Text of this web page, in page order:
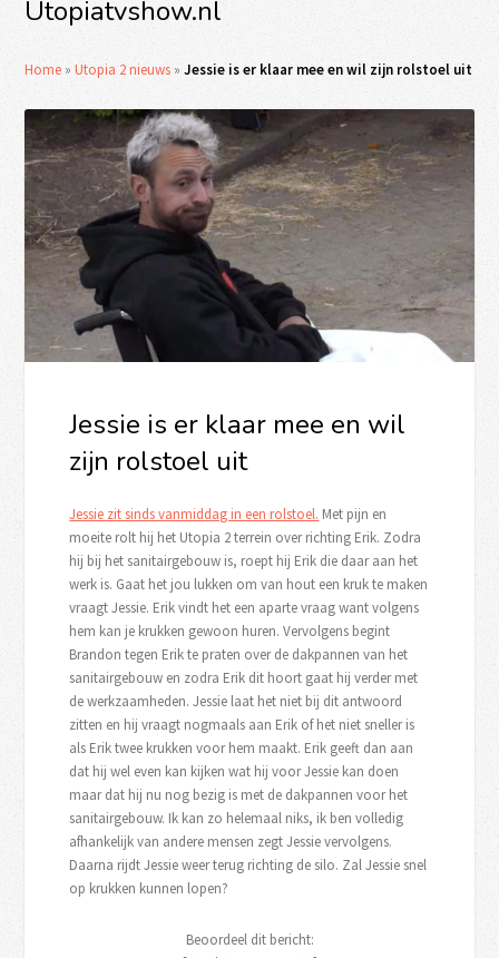
Utopiatvshow.nl
Home »Utopia 2 nieuws »Jessie is er klaar mee en wil zijn rolstoel uit
Jessie is er klaar mee en wil
zijn rolstoel uit
Jessie zit sinds vanmiddag in een rolstoel. Met pijn en
moeite rolt hij het Utopia 2 terrein over richting Erik. Zodra
hij bij het sanitairgebouw is, roept hij Erik die daar aan het
werk is. Gaat het jou lukken om van hout een kruk te maken
vraagt Jessie. Erik vindt het een aparte vraag want volgens
hem kan je krukken gewoon huren. Vervolgens begint
Brandon tegen Erik te praten over de dakpannen van het
sanitairgebouw en zodra Erik dit hoort gaat hij verder met
de werkzaamheden. Jessie laat het niet bij dit antwoord
zitten en hij vraagt nogmaals aan Erik of het niet sneller is
als Erik twee krukken voor hem maakt. Erik geeft dan aan
dat hij wel even kan kijken wat hij voor Jessie kan doen
maar dat hij nu nog bezig is met de dakpannen voor het
sanitairgebouw. Ik kan zo helemaal niks, ik ben volledig
afhankelijk van andere mensen zegt Jessie vervolgens.
Daarna rijdt Jessie weer terug richting de silo. Zal Jessie snel
op krukken kunnen lopen?
Beoordeel dit bericht: